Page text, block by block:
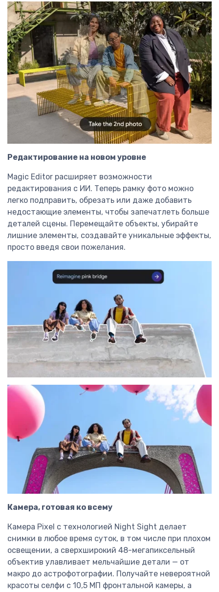
Редактирование на новом уровне
Magic Editor расширяет возможности
редактирования с ИИ. Теперь рамку фото можно
легко подправить, обрезать или даже добавить
недостающие элементы, чтобы запечатлеть больше
деталей сцены. Перемещайте объекты, убирайте
лишние элементы, создавайте уникальные эффекты,
просто введя свои пожелания.
Камера, готовая ко всему
Камера Pixel с технологией Night Sight делает
снимки в любое время суток, в том числе при плохом
освещении, а сверхширокий 48-мегапиксельный
объектив улавливает мельчайшие детали — от
макро до астрофотографии. Получайте невероятной
красоты селфи с 10,5 МП фронтальной камеры, а